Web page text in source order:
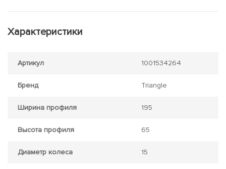
Характеристики
Артикул 1001534264
Бренд Triangle
Ширина профиля 195
Высота профиля 65
Диаметр колеса 15